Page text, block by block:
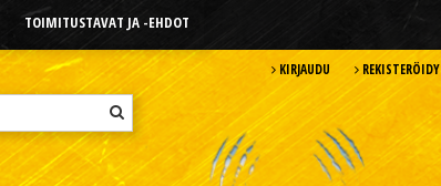
TOIMITUSTAVAT JA -EHDOT
KIRJAUDU REKISTERÖIDY